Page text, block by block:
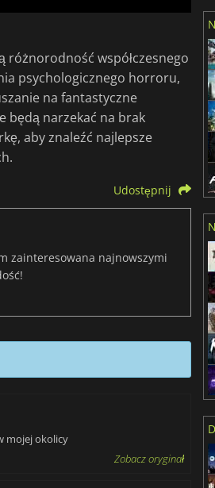
różnorodność współczesnego
psychologicznego horroru,
na fantastyczne
będą narzekać na brak
aby znaleźć najlepsze
Udostępnij
zainteresowana najnowszymi
mojej okolicy
Zobacz oryginał